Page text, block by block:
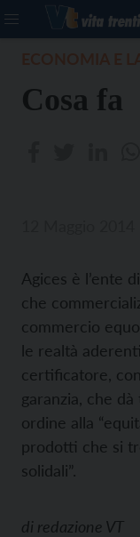
Cosa fa
Agices è l’ente
che
commercio
le realtà
certificatore,
garanzia, che
ordine alla
prodotti che si
solidali”.
di redazione VT